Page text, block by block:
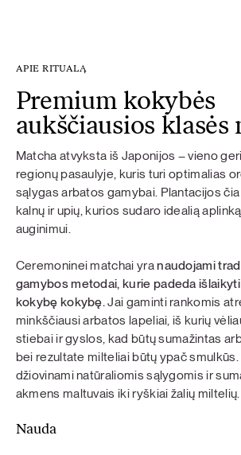
APIE RITUALĄ
Premium kokybės
aukščiausios klasės
Matcha atvyksta iš Japonijos – vieno
regionų pasaulyje, kuris turi optimalias
sąlygas arbatos gamybai. Plantacijos
kalnų ir upių, kurios sudaro idealią
auginimui.
Ceremoninei matchai yranaudojami
gamybos metodai, kurie padeda
kokybę kokybę.Jai gaminti rankomis
minkščiausi arbatos lapeliai, iš kurių
stiebai ir gyslos, kad būtų sumažintas
bei rezultate milteliai būtų ypač
džiovinami natūraliomis sąlygomis ir
akmens maltuvais iki ryškiai žalių miltelių.
Nauda